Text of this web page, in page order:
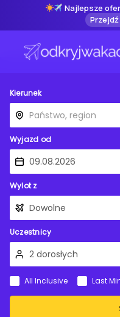
Najlepsze
Kierunek
Wyjazd od
Wylot z
Uczestnicy
All Inclusive Last